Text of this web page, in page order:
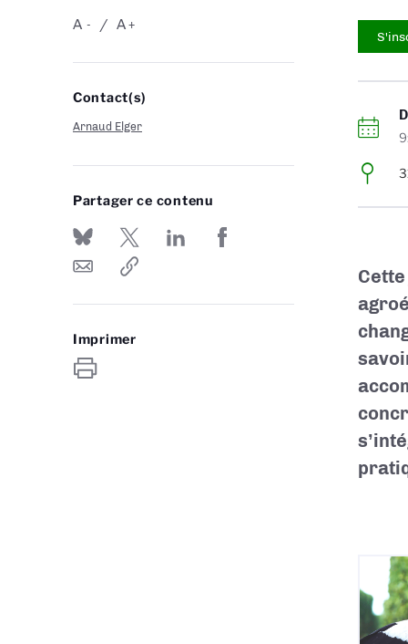
-
A +
A
Contact(s)
Arnaud Elger
Partager ce contenu
Imprimer